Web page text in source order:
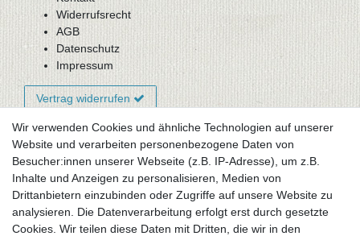
Widerrufsrecht
AGB
Datenschutz
Impressum
Vertrag widerrufen
Newsletter-Anmeldung
FAQ / Fragen
Mein Warenkorb
Mein Merkzettel
Mein Konto
Wir verwenden Cookies und ähnliche Technologien auf unserer
Website und verarbeiten personenbezogene Daten von
Besucher:innen unserer Webseite (z.B. IP-Adresse), um z.B.
Inhalte und Anzeigen zu personalisieren, Medien von
Drittanbietern einzubinden oder Zugriffe auf unsere Website zu
analysieren. Die Datenverarbeitung erfolgt erst durch gesetzte
Cookies. Wir teilen diese Daten mit Dritten, die wir in den